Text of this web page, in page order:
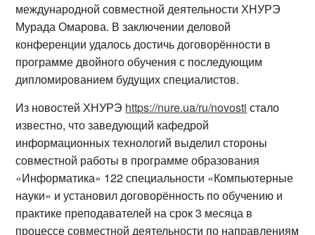
международной совместной деятельности ХНУРЭ
Мурада Омарова. В заключении деловой
конференции удалось достичь договорённости в
программе двойного обучения с последующим
дипломированием будущих специалистов.
Из новостей ХНУРЭ https://nure.ua/ru/novosti стало
известно, что заведующий кафедрой
информационных технологий выделил стороны
совместной работы в программе образования
«Информатика» 122 специальности «Компьютерные
науки» и установил договорённость по обучению и
практике преподавателей на срок 3 месяца в
процессе совместной деятельности по направлениям